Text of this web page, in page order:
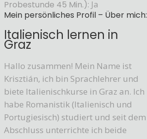
Probestunde 45 Min.): Ja
Mein persönliches Profil – Über mich:
Italienisch lernen in
Graz
Hallo zusammen! Mein Name ist
Krisztián, ich bin Sprachlehrer und
biete Italienischkurse in Graz an. Ich
habe Romanistik (Italienisch und
Portugiesisch) studiert und seit dem
Abschluss unterrichte ich beide